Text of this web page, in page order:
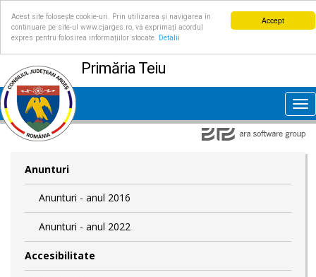
Accept
Acest site folosește cookie-uri. Prin utilizarea și navigarea în
continuare pe site-ul www.cjarges.ro, vă exprimați acordul
expres pentru folosirea informațiilor stocate.
Detalii
Primăria Teiu
Anunturi
Anunturi - anul 2016
Anunturi - anul 2022
Accesibilitate